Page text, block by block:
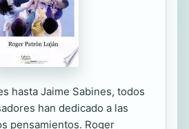
hasta Jaime Sabines, todos
han dedicado a las
pensamientos. Roger